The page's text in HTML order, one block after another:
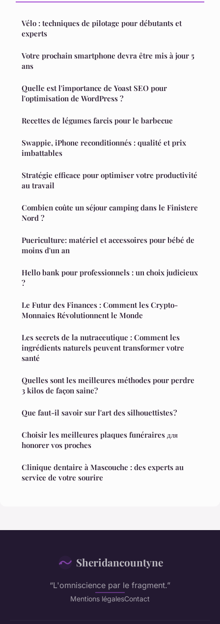
Vélo : techniques de pilotage pour débutants et
experts
Votre prochain smartphone devra être mis à jour 5
ans
Quelle est l'importance de Yoast SEO pour
l'optimisation de WordPress ?
Recettes de légumes farcis pour le barbecue
Swappie, iPhone reconditionnés : qualité et prix
imbattables
Stratégie efficace pour optimiser votre productivité
au travail
Combien coûte un séjour camping dans le Finistere
Nord ?
Puericulture: matériel et accessoires pour bébé de
moins d'un an
Hello bank pour professionnels : un choix judicieux
?
Le Futur des Finances : Comment les Crypto-
Monnaies Révolutionnent le Monde
Les secrets de la nutraceutique : Comment les
ingrédients naturels peuvent transformer votre
santé
Quelles sont les meilleures méthodes pour perdre
3 kilos de façon saine?
Que faut-il savoir sur l'art des silhouettistes ?
Choisir les meilleures plaques funéraires для
honorer vos proches
Clinique dentaire à Mascouche : des experts au
service de votre sourire
Sheridancountyne
“L'omniscience par le fragment.”
Mentions légalesContact